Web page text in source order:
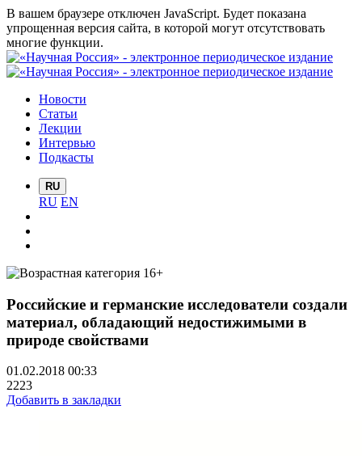
В вашем браузере отключен JavaScript. Будет показана
упрощенная версия сайта, в которой могут отсутствовать
многие функции.
Новости
Статьи
Лекции
Интервью
Подкасты
RU
RU EN
Российские и германские исследователи создали
материал, обладающий недостижимыми в
природе свойствами
01.02.2018 00:33
2223
Добавить в закладки